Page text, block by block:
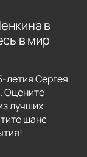
в
в мир
летия Сергея
Оцените
лучших
шанс